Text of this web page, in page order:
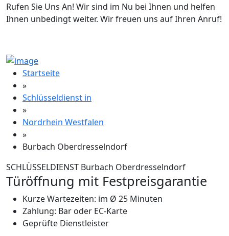
Rufen Sie Uns An! Wir sind im Nu bei Ihnen und helfen
Ihnen unbedingt weiter. Wir freuen uns auf Ihren Anruf!
Startseite
»
Schlüsseldienst in
»
Nordrhein Westfalen
»
Burbach Oberdresselndorf
SCHLÜSSELDIENST Burbach Oberdresselndorf
Türöffnung mit Festpreisgarantie
Kurze Wartezeiten: im Ø 25 Minuten
Zahlung: Bar oder EC-Karte
Geprüfte Dienstleister